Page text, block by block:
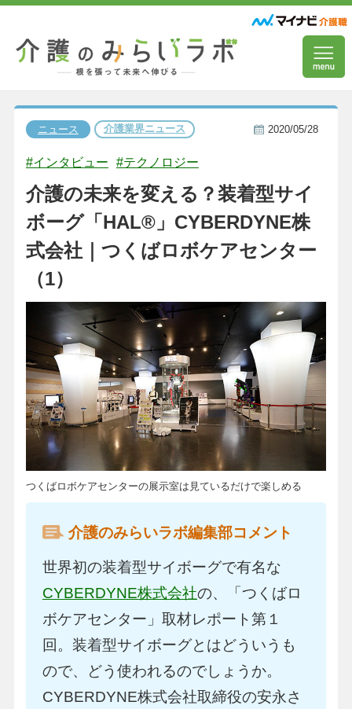
ニュース 介護業界ニュース 2020/05/28
#インタビュー #テクノロジー
介護の未来を変える？装着型サイ
ボーグ「HAL®︎」CYBERDYNE株
式会社｜つくばロボケアセンター
（1）
つくばロボケアセンターの展示室は見ているだけで楽しめる
介護のみらいラボ編集部コメント
世界初の装着型サイボーグで有名な
CYBERDYNE株式会社の、「つくばロ
ボケアセンター」取材レポート第１
回。装着型サイボーグとはどういうも
ので、どう使われるのでしょうか。
CYBERDYNE株式会社取締役の安永さ